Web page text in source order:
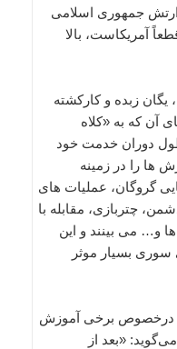
ارتش جمهوری اسلامی
آمریکاست، بالا
یگان زبده و کارکشته
آن که به «کلاه
دوران خدمت خود
ها را در زمینه
گروگان، عملیات های
چتربازی، مقابله با
و… می بینند و این
بسیار موثر
امیر خسروی فرمانده وقت تیپ 65 درخصوص برخی آموزش
«بعد از